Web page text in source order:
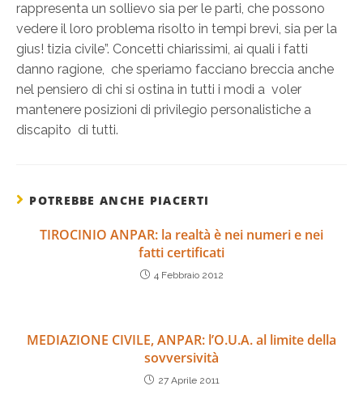
rappresenta un sollievo sia per le parti, che possono
vedere il loro problema risolto in tempi brevi, sia per la
gius! tizia civile”. Concetti chiarissimi, ai quali i fatti
danno ragione, che speriamo facciano breccia anche
nel pensiero di chi si ostina in tutti i modi a voler
mantenere posizioni di privilegio personalistiche a
discapito di tutti.
POTREBBE ANCHE PIACERTI
TIROCINIO ANPAR: la realtà è nei numeri e nei
fatti certificati
4 Febbraio 2012
MEDIAZIONE CIVILE, ANPAR: l’O.U.A. al limite della
sovversività
27 Aprile 2011